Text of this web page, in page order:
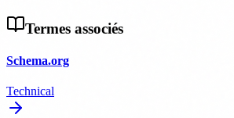
Termes associés
Schema.org
Technical